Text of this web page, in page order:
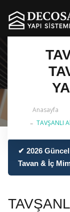
Anasayfa
TAVŞANLI
✔ 2026
Tavan & İç